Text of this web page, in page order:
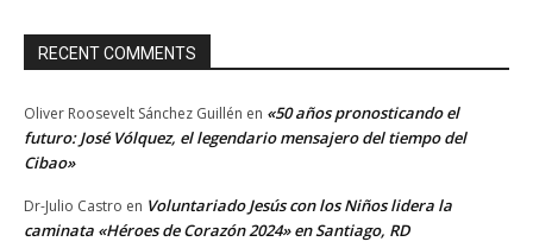
RECENT COMMENTS
Oliver Roosevelt Sánchez Guillén en «50 años pronosticando el
futuro: José Vólquez, el legendario mensajero del tiempo del
Cibao»
Dr-Julio Castro en Voluntariado Jesús con los Niños lidera la
caminata «Héroes de Corazón 2024» en Santiago, RD